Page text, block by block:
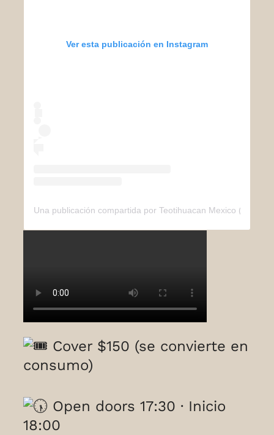
Ver esta publicación en Instagram
Una publicación compartida por Teotihuacan Mexico
Cover $150 (se convierte en
consumo)
Open doors 17:30 · Inicio
18:00